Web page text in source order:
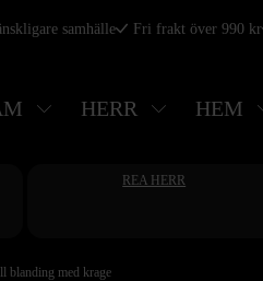
samhälle Fri frakt över 990 kr
HERR HEM
REA HERR
blanding med krage